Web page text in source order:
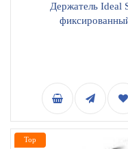
Держатель Ideal
Top